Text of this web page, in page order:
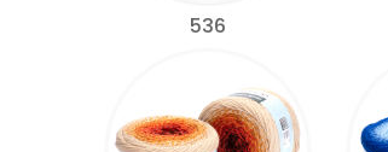
536